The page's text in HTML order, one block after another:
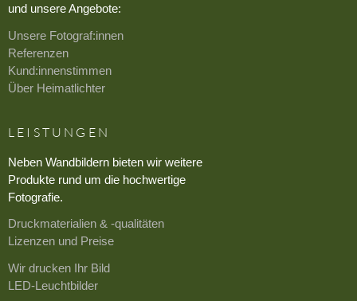
und unsere Angebote:
Unsere Fotograf:innen
Referenzen
Kund:innenstimmen
Über Heimatlichter
LEISTUNGEN
Neben Wandbildern bieten wir weitere
Produkte rund um die hochwertige
Fotografie.
Druckmaterialien & -qualitäten
Lizenzen und Preise
Wir drucken Ihr Bild
LED-Leuchtbilder